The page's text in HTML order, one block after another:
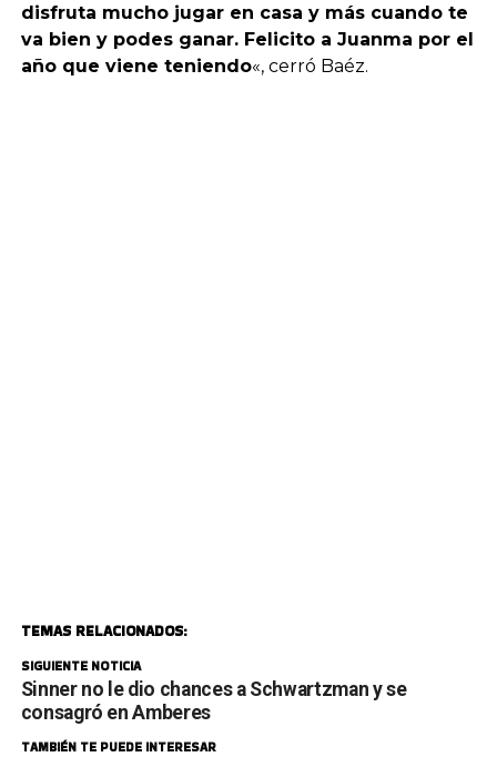
disfruta mucho jugar en casa y más cuando te
va bien y podes ganar. Felicito a Juanma por el
año que viene teniendo«, cerró Baéz.
TEMAS RELACIONADOS:
SIGUIENTE NOTICIA
Sinner no le dio chances a Schwartzman y se
consagró en Amberes
TAMBIÉN TE PUEDE INTERESAR